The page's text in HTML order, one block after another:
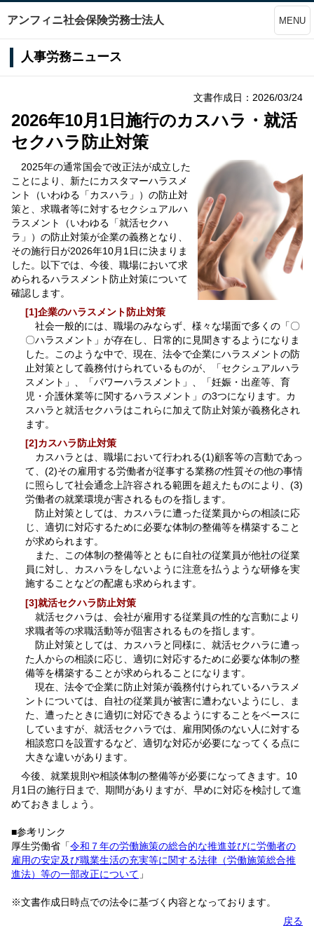
アンフィニ社会保険労務士法人 MENU
人事労務ニュース
文書作成日：2026/03/24
2026年10月1日施行のカスハラ・就活
セクハラ防止対策
2025年の通常国会で改正法が成立した
ことにより、新たにカスタマーハラスメ
ント（いわゆる「カスハラ」）の防止対
策と、求職者等に対するセクシュアルハ
ラスメント（いわゆる「就活セクハ
ラ」）の防止対策が企業の義務となり、
その施行日が2026年10月1日に決まりま
した。以下では、今後、職場において求
められるハラスメント防止対策について
確認します。
[1]企業のハラスメント防止対策
社会一般的には、職場のみならず、様々な場面で多くの「〇
〇ハラスメント」が存在し、日常的に見聞きするようになりま
した。このような中で、現在、法令で企業にハラスメントの防
止対策として義務付けられているものが、「セクシュアルハラ
スメント」、「パワーハラスメント」、「妊娠・出産等、育
児・介護休業等に関するハラスメント」の3つになります。カ
スハラと就活セクハラはこれらに加えて防止対策が義務化され
ます。
[2]カスハラ防止対策
カスハラとは、職場において行われる(1)顧客等の言動であっ
て、(2)その雇用する労働者が従事する業務の性質その他の事情
に照らして社会通念上許容される範囲を超えたものにより、(3)
労働者の就業環境が害されるものを指します。
防止対策としては、カスハラに遭った従業員からの相談に応
じ、適切に対応するために必要な体制の整備等を構築すること
が求められます。
また、この体制の整備等とともに自社の従業員が他社の従業
員に対し、カスハラをしないように注意を払うような研修を実
施することなどの配慮も求められます。
[3]就活セクハラ防止対策
就活セクハラは、会社が雇用する従業員の性的な言動により
求職者等の求職活動等が阻害されるものを指します。
防止対策としては、カスハラと同様に、就活セクハラに遭っ
た人からの相談に応じ、適切に対応するために必要な体制の整
備等を構築することが求められることになります。
現在、法令で企業に防止対策が義務付けられているハラスメ
ントについては、自社の従業員が被害に遭わないようにし、ま
た、遭ったときに適切に対応できるようにすることをベースに
していますが、就活セクハラでは、雇用関係のない人に対する
相談窓口を設置するなど、適切な対応が必要になってくる点に
大きな違いがあります。
今後、就業規則や相談体制の整備等が必要になってきます。10
月1日の施行日まで、期間がありますが、早めに対応を検討して進
めておきましょう。
■参考リンク
厚生労働省「令和７年の労働施策の総合的な推進並びに労働者の
雇用の安定及び職業生活の充実等に関する法律（労働施策総合推
進法）等の一部改正について 」
※文書作成日時点での法令に基づく内容となっております。
戻る